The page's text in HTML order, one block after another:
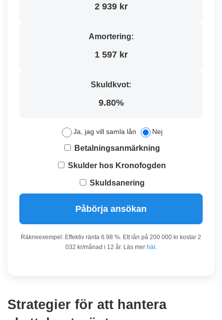
2 939 kr
Amortering:
1 597 kr
Skuldkvot:
9.80%
Ja, jag vill samla lån Nej
Betalningsanmärkning
Skulder hos Kronofogden
Skuldsanering
Påbörja ansökan
Räkneexempel: Effektiv ränta 6.98 %. Ett lån på 200 000 kr kostar 2
032 kr/månad i 12 år. Läs mer här.
Strategier för att hantera